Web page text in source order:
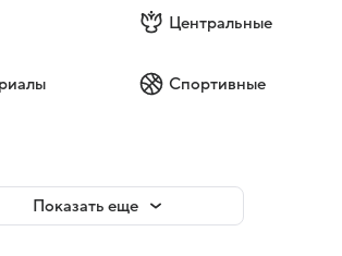
Центральные
Спортивные
Показать еще